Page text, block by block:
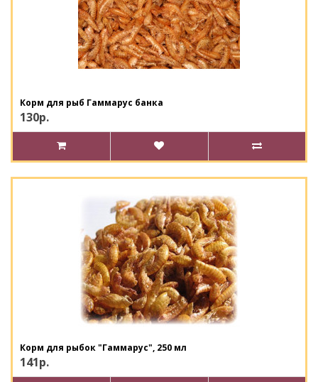
Корм для рыб Гаммарус банка
130р.
Корм для рыбок "Гаммарус", 250 мл
141р.